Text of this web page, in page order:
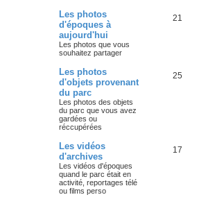
Les photos
d'époques à
aujourd'hui
Les photos que vous
souhaitez partager
21
Les photos
d'objets provenant
du parc
Les photos des objets
du parc que vous avez
gardées ou
réccupérées
25
Les vidéos
d'archives
Les vidéos d'époques
quand le parc était en
activité, reportages télé
ou films perso
17